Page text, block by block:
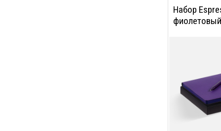
Набор
фиолетовый